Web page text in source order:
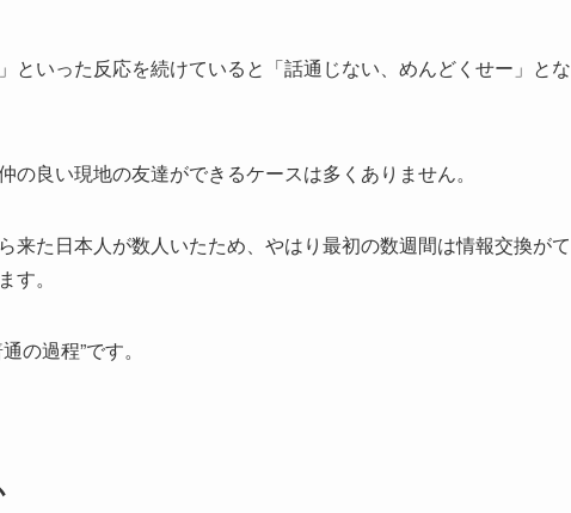
といった反応を続けていると「話通じない、めんどくせー」とな
良い現地の友達ができるケースは多くありません。
来た日本人が数人いたため、やはり最初の数週間は情報交換がて
。
の過程”です。